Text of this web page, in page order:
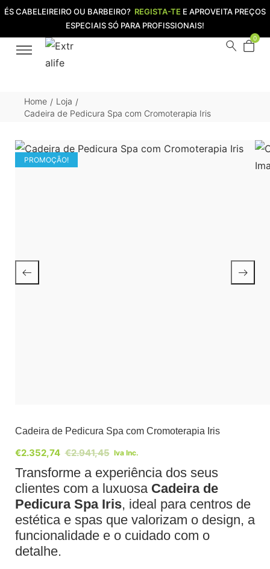
ÉS CABELEIREIRO OU BARBEIRO? REGISTA-TE E APROVEITA PREÇOS
ESPECIAIS SÓ PARA PROFISSIONAIS!
0
Home / Loja /
Cadeira de Pedicura Spa com Cromoterapia Iris
PROMOÇÃO!
Cadeira de Pedicura Spa com Cromoterapia Iris
€2.941,45
€2.352,74 Iva Inc.
Transforme a experiência dos seus
clientes com a luxuosa Cadeira de
Pedicura Spa Iris, ideal para centros de
estética e spas que valorizam o design, a
funcionalidade e o cuidado com o
detalhe.